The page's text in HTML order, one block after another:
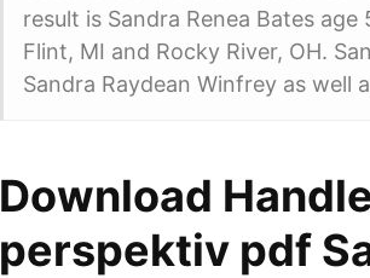
result is Sandra Renea Bates
Flint, MI and Rocky River, OH.
Sandra Raydean Winfrey as well
Download
perspektiv pdf